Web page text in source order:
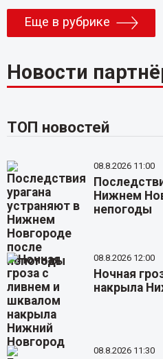
Еще в рубрике
Новости
ТОП новостей
08.8.2026 11:00
Нижнем
непогоды
08.8.2026 12:00
Ночная
накрыла
08.8.2026 11:30